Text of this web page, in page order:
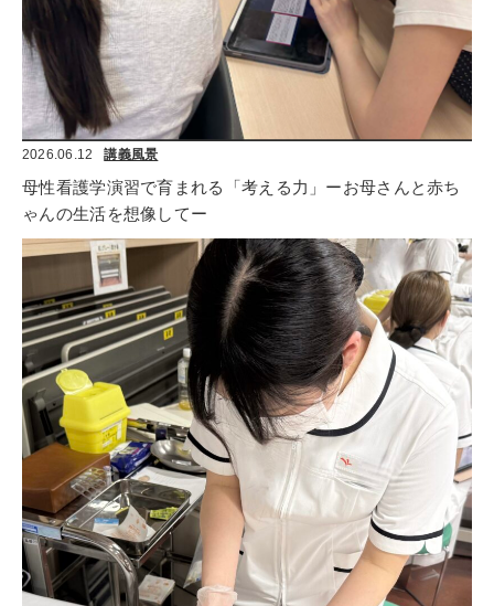
2026.06.12 講義風景
母性看護学演習で育まれる「考える力」ーお母さんと赤ち
ゃんの生活を想像してー